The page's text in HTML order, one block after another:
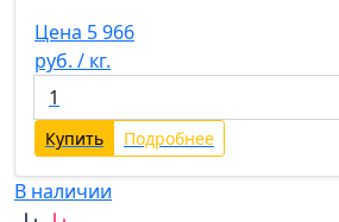
Цена 5 966
руб. / кг.
Купить Подробнее
В наличии